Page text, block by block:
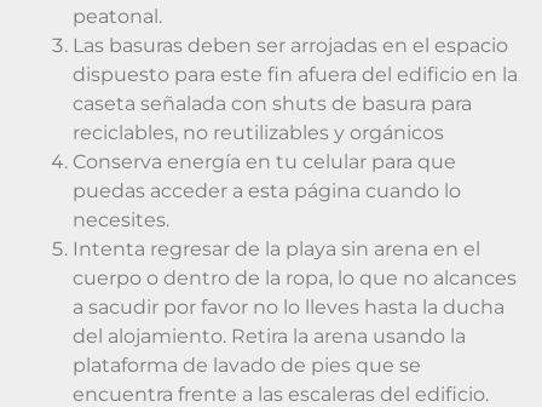
peatonal.
Las basuras deben ser arrojadas en el espacio
dispuesto para este fin afuera del edificio en la
caseta señalada con shuts de basura para
reciclables, no reutilizables y orgánicos
Conserva energía en tu celular para que
puedas acceder a esta página cuando lo
necesites.
Intenta regresar de la playa sin arena en el
cuerpo o dentro de la ropa, lo que no alcances
a sacudir por favor no lo lleves hasta la ducha
del alojamiento. Retira la arena usando la
plataforma de lavado de pies que se
encuentra frente a las escaleras del edificio.